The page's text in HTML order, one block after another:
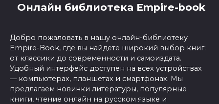
Онлайн библиотека Empire-book
Добро пожаловать в нашу онлайн-библиотеку
Empire-Book, где вы найдете широкий выбор книг:
от классики до современности и самоиздата.
Удобный интерфейс доступен на всех устройствах
— компьютерах, планшетах и смартфонах. Мы
предлагаем новинки литературы, популярные
книги, чтение онлайн на русском языке и